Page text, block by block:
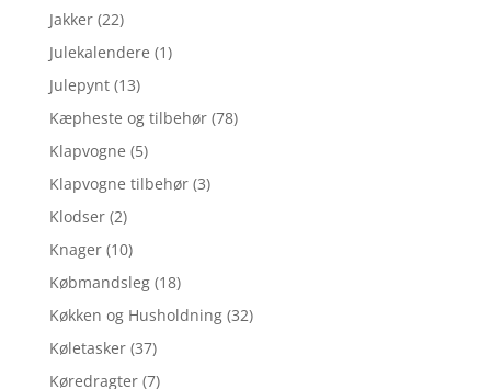
Jakker (22)
Julekalendere (1)
Julepynt (13)
Kæpheste og tilbehør (78)
Klapvogne (5)
Klapvogne tilbehør (3)
Klodser (2)
Knager (10)
Købmandsleg (18)
Køkken og Husholdning (32)
Køletasker (37)
Køredragter (7)